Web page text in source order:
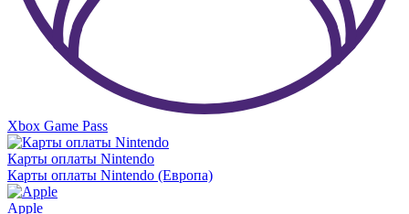
Xbox Game Pass
Карты оплаты Nintendo
Карты оплаты Nintendo (Европа)
Apple